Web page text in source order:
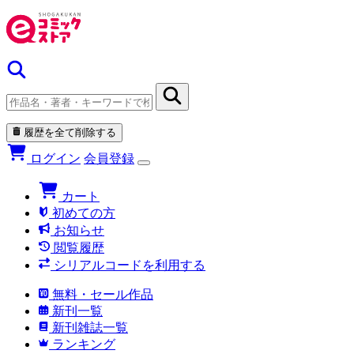
履歴を全て削除する
ログイン 会員登録
カート
初めての方
お知らせ
閲覧履歴
シリアルコードを利用する
無料・セール作品
新刊一覧
新刊雑誌一覧
ランキング